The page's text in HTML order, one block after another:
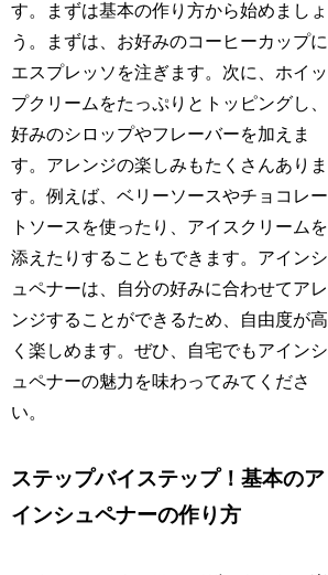
す。まずは基本の作り方から始めましょ
う。まずは、お好みのコーヒーカップに
エスプレッソを注ぎます。次に、ホイッ
プクリームをたっぷりとトッピングし、
好みのシロップやフレーバーを加えま
す。アレンジの楽しみもたくさんありま
す。例えば、ベリーソースやチョコレー
トソースを使ったり、アイスクリームを
添えたりすることもできます。アインシ
ュペナーは、自分の好みに合わせてアレ
ンジすることができるため、自由度が高
く楽しめます。ぜひ、自宅でもアインシ
ュペナーの魅力を味わってみてくださ
い。
ステップバイステップ！基本のア
インシュペナーの作り方